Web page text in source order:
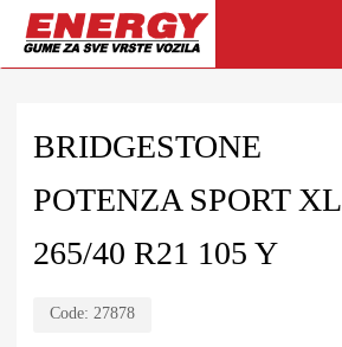
BRIDGESTONE
POTENZA SPORT XL
265/40 R21 105 Y
Code: 27878